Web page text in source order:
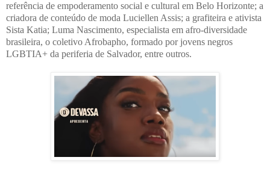
referência de empoderamento social e cultural em Belo Horizonte; a
criadora de conteúdo de moda Luciellen Assis; a grafiteira e ativista
Sista Katia; Luma Nascimento, especialista em afro-diversidade
brasileira, o coletivo Afrobapho, formado por jovens negros
LGBTIA+ da periferia de Salvador, entre outros.